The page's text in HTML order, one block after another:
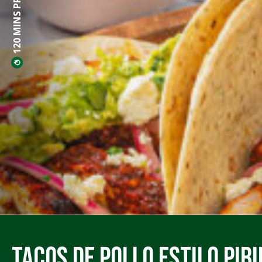
120 MINS PREP